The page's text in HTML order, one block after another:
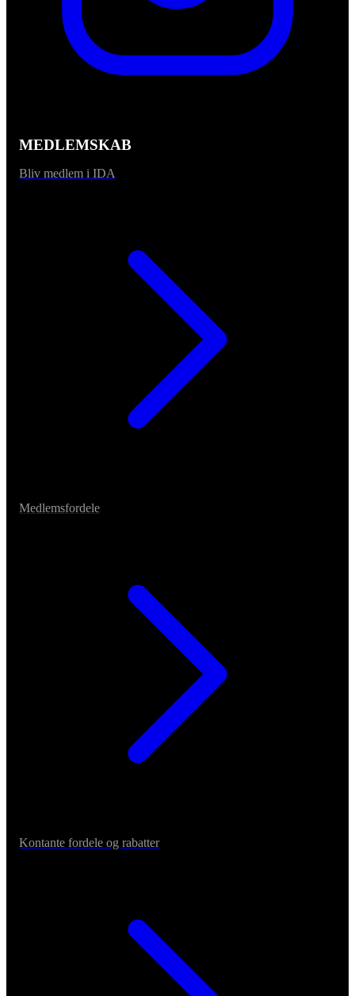
MEDLEMSKAB
Bliv medlem i IDA
Medlemsfordele
Kontante fordele og rabatter